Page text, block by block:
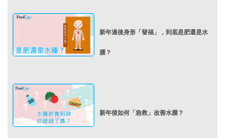
新年過後身形「發福」，到底是肥還是水
腫？
新年後如何「急救」改善水腫？